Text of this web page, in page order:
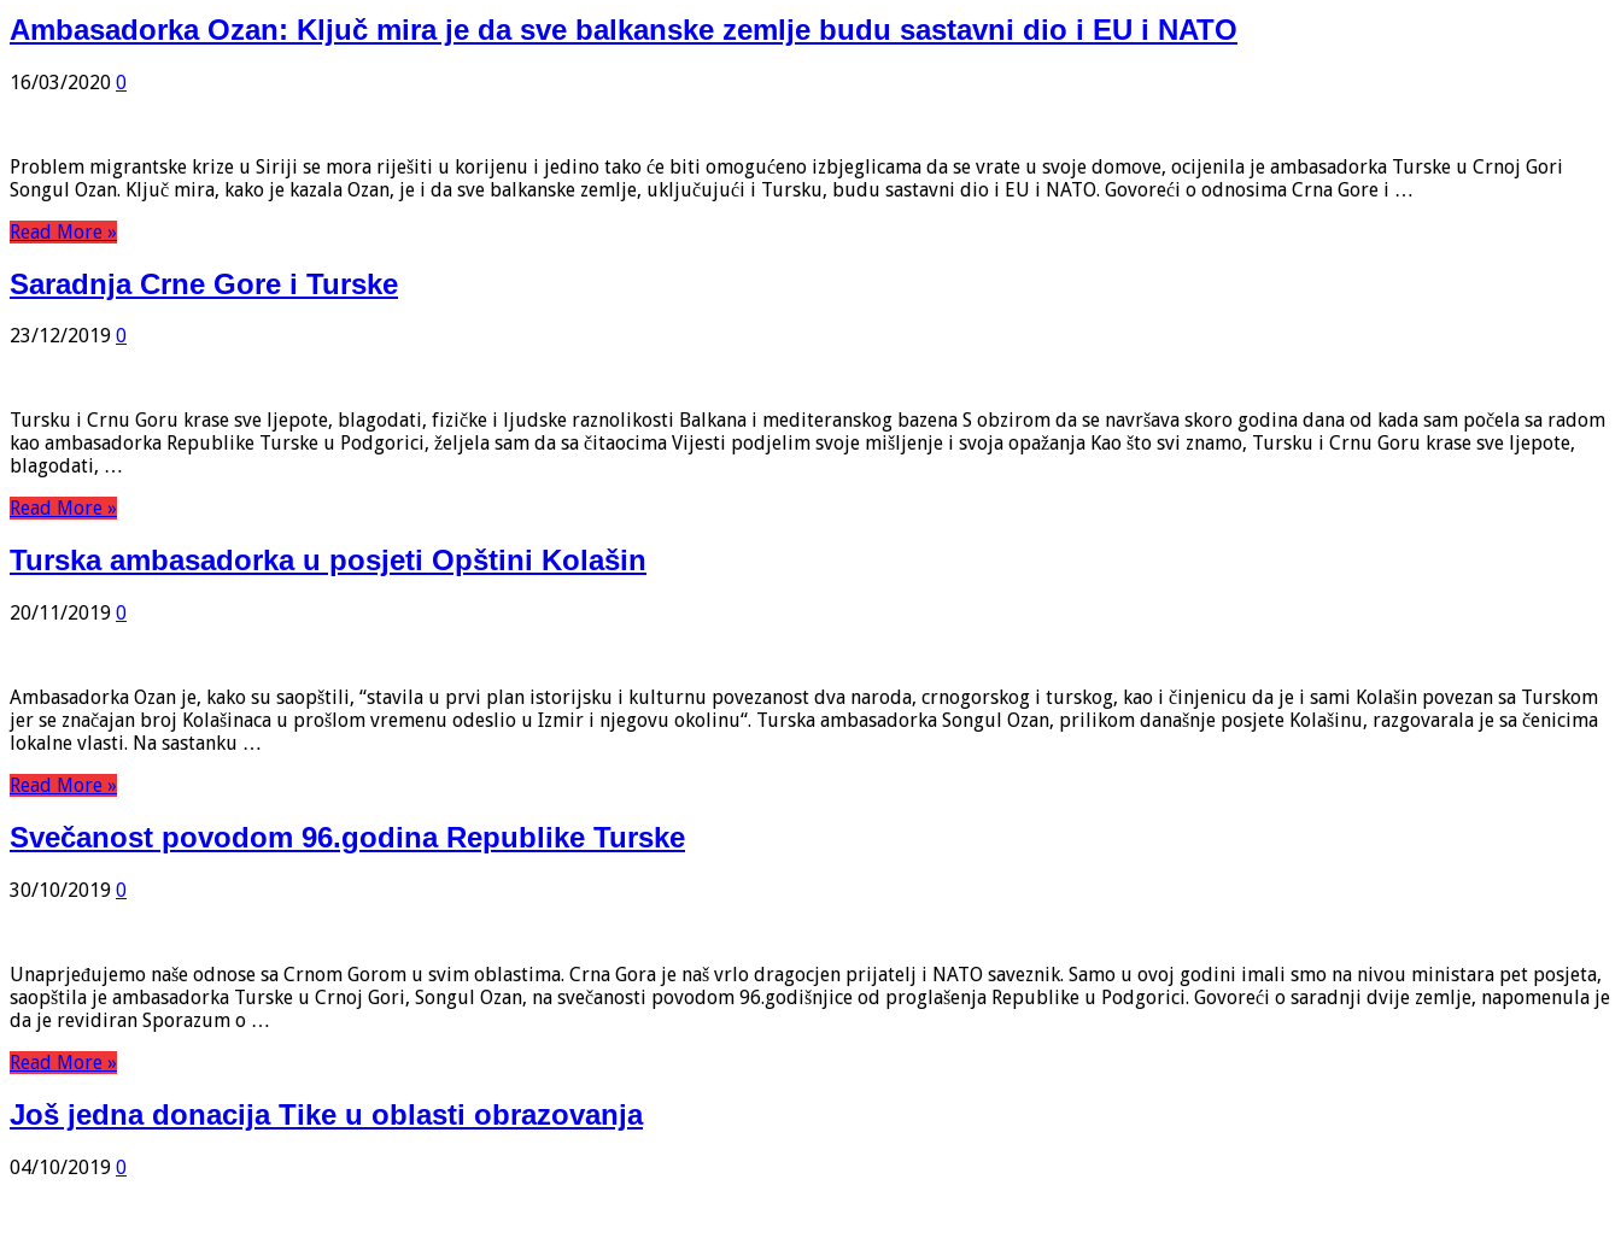
Ambasadorka Ozan: Ključ mira je da sve balkanske zemlje budu sastavni dio i EU i NATO
16/03/2020 0
Problem migrantske krize u Siriji se mora riješiti u korijenu i jedino tako će biti omogućeno izbjeglicama da se vrate u svoje domove, ocijenila je ambasadorka Turske u Crnoj Gori
Songul Ozan. Ključ mira, kako je kazala Ozan, je i da sve balkanske zemlje, uključujući i Tursku, budu sastavni dio i EU i NATO. Govoreći o odnosima Crna Gore i …
Read More »
Saradnja Crne Gore i Turske
23/12/2019 0
Tursku i Crnu Goru krase sve ljepote, blagodati, fizičke i ljudske raznolikosti Balkana i mediteranskog bazena S obzirom da se navršava skoro godina dana od kada sam počela sa radom
kao ambasadorka Republike Turske u Podgorici, željela sam da sa čitaocima Vijesti podjelim svoje mišljenje i svoja opažanja Kao što svi znamo, Tursku i Crnu Goru krase sve ljepote,
blagodati, …
Read More »
Turska ambasadorka u posjeti Opštini Kolašin
20/11/2019 0
Ambasadorka Ozan je, kako su saopštili, “stavila u prvi plan istorijsku i kulturnu povezanost dva naroda, crnogorskog i turskog, kao i činjenicu da je i sami Kolašin povezan sa Turskom
jer se značajan broj Kolašinaca u prošlom vremenu odeslio u Izmir i njegovu okolinu“. Turska ambasadorka Songul Ozan, prilikom današnje posjete Kolašinu, razgovarala je sa čenicima
lokalne vlasti. Na sastanku …
Read More »
Svečanost povodom 96.godina Republike Turske
30/10/2019 0
Unaprjeđujemo naše odnose sa Crnom Gorom u svim oblastima. Crna Gora je naš vrlo dragocjen prijatelj i NATO saveznik. Samo u ovoj godini imali smo na nivou ministara pet posjeta,
saopštila je ambasadorka Turske u Crnoj Gori, Songul Ozan, na svečanosti povodom 96.godišnjice od proglašenja Republike u Podgorici. Govoreći o saradnji dvije zemlje, napomenula je
da je revidiran Sporazum o …
Read More »
Još jedna donacija Tike u oblasti obrazovanja
04/10/2019 0